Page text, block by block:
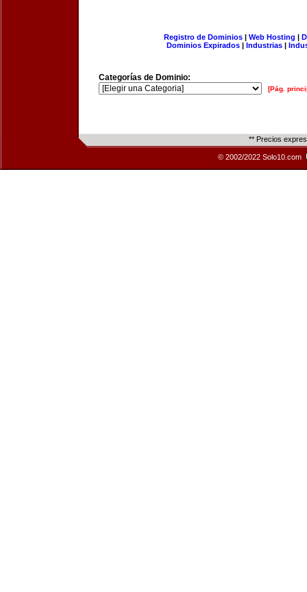
Registro de Dominios| Web Hosting |
Dominios Expirados | Industrias |
Categorías de Dominio:
[Pág.
** Precios
© 2002/2022 Solo10.com